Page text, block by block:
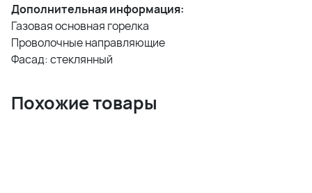
Дополнительная информация:
Газовая основная горелка
Проволочные направляющие
Фасад: стеклянный
Похожие товары